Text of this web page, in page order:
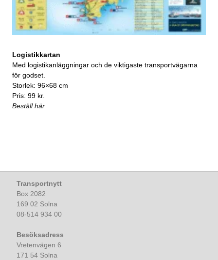
Logistikkartan
Med logistikanläggningar och de viktigaste transportvägarna
för godset.
Storlek: 96×68 cm
Pris: 99 kr.
Beställ här
Transportnytt
Box 2082
169 02 Solna
08-514 934 00
Besöksadress
Vretenvägen 6
171 54 Solna